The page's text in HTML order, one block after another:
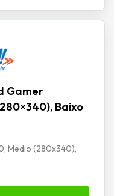
Gamer
Baixo
Medio (280x340),